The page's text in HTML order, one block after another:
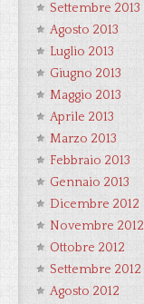
Settembre 2013
Agosto 2013
Luglio 2013
Giugno 2013
Maggio 2013
Aprile 2013
Marzo 2013
Febbraio 2013
Gennaio 2013
Dicembre 2012
Novembre 2012
Ottobre 2012
Settembre 2012
Agosto 2012